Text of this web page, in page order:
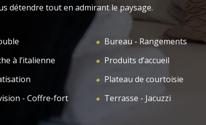
détendre tout en admirant le paysage.
à l’italienne
- Coffre-fort
Bureau - Rangements
Produits d’accueil
Plateau de courtoisie
Terrasse - Jacuzzi